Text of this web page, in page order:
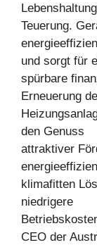
Teuerung.
und sorgt für
spürbare
Erneuerung
den Genuss
attraktiver
klimafitten
niedrigere
CEO der